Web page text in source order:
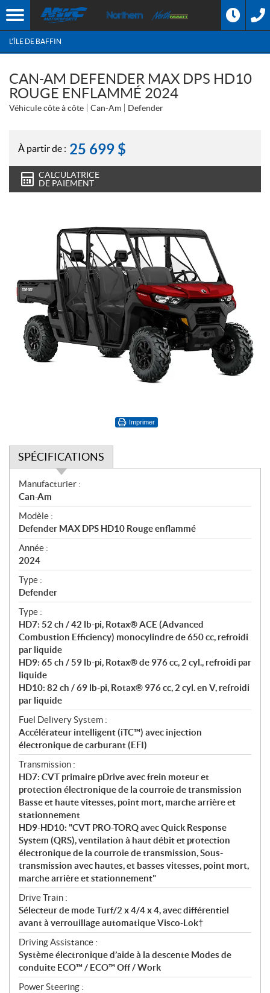
L'ÎLE DE BAFFIN
CAN-AM DEFENDER MAX DPS HD10
ROUGE ENFLAMMÉ 2024
Véhicule côte à côte Can-Am Defender
À partir de : 25 699 $
CALCULATRICE
DE PAIEMENT
Imprimer
SPÉCIFICATIONS
S
p
é
c
i
f
i
c
a
t
i
o
n
s
Manufacturier :
Can-Am
Modèle :
Defender MAX DPS HD10 Rouge enflammé
Année :
2024
Type :
Defender
Type :
HD7: 52 ch / 42 lb-pi, Rotax® ACE (Advanced
Combustion Efficiency) monocylindre de 650 cc, refroidi
par liquide
HD9: 65 ch / 59 lb-pi, Rotax® de 976 cc, 2 cyl., refroidi par
liquide
HD10: 82 ch / 69 lb-pi, Rotax® 976 cc, 2 cyl. en V, refroidi
par liquide
Fuel Delivery System :
Accélérateur intelligent (iTC™) avec injection
électronique de carburant (EFI)
Transmission :
HD7: CVT primaire pDrive avec frein moteur et
protection électronique de la courroie de transmission
Basse et haute vitesses, point mort, marche arrière et
stationnement
HD9-HD10: "CVT PRO-TORQ avec Quick Response
System (QRS), ventilation à haut débit et protection
électronique de la courroie de transmission, Sous-
transmission avec hautes, et basses vitesses, point mort,
marche arrière et stationnement"
Drive Train :
Sélecteur de mode Turf/2 x 4/4 x 4, avec différentiel
avant à verrouillage automatique Visco-Lok†
Driving Assistance :
Système électronique d’aide à la descente Modes de
conduite ECO™ / ECO™ Off / Work
Power Steering :